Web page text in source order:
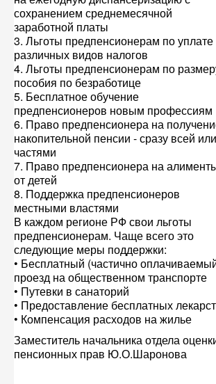
сохранением среднемесячной
заработной платы
3. Льготы предпенсионерам по уплате
различных видов налогов
4. Льготы предпенсионерам по
пособия по безработице
5. Бесплатное обучение
предпенсионеров новым профессиям
6. Право предпенсионера на
накопительной пенсии - сразу всей или
частями
7. Право предпенсионера на
от детей
8. Поддержка предпенсионеров
местными властями
В каждом регионе РФ свои льготы
предпенсионерам. Чаще всего это
следующие меры поддержки:
• Бесплатный (частично
проезд на общественном транспорте
• Путевки в санаторий
• Предоставление бесплатных
• Компенсация расходов на жилье
Заместитель начальника отдела
пенсионных прав Ю.О.Шаронова